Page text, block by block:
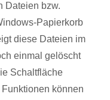
Dateien bzw.
Papierkorb
diese Dateien im
einmal gelöscht
Schaltfläche
Funktionen können